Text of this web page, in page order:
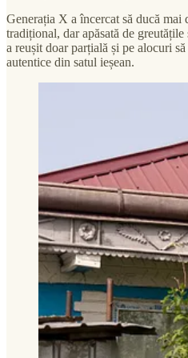
Generația X a încercat să ducă mai
tradițional, dar apăsată de
a reușit doar parțială și pe alocuri
autentice din satul ieșean.